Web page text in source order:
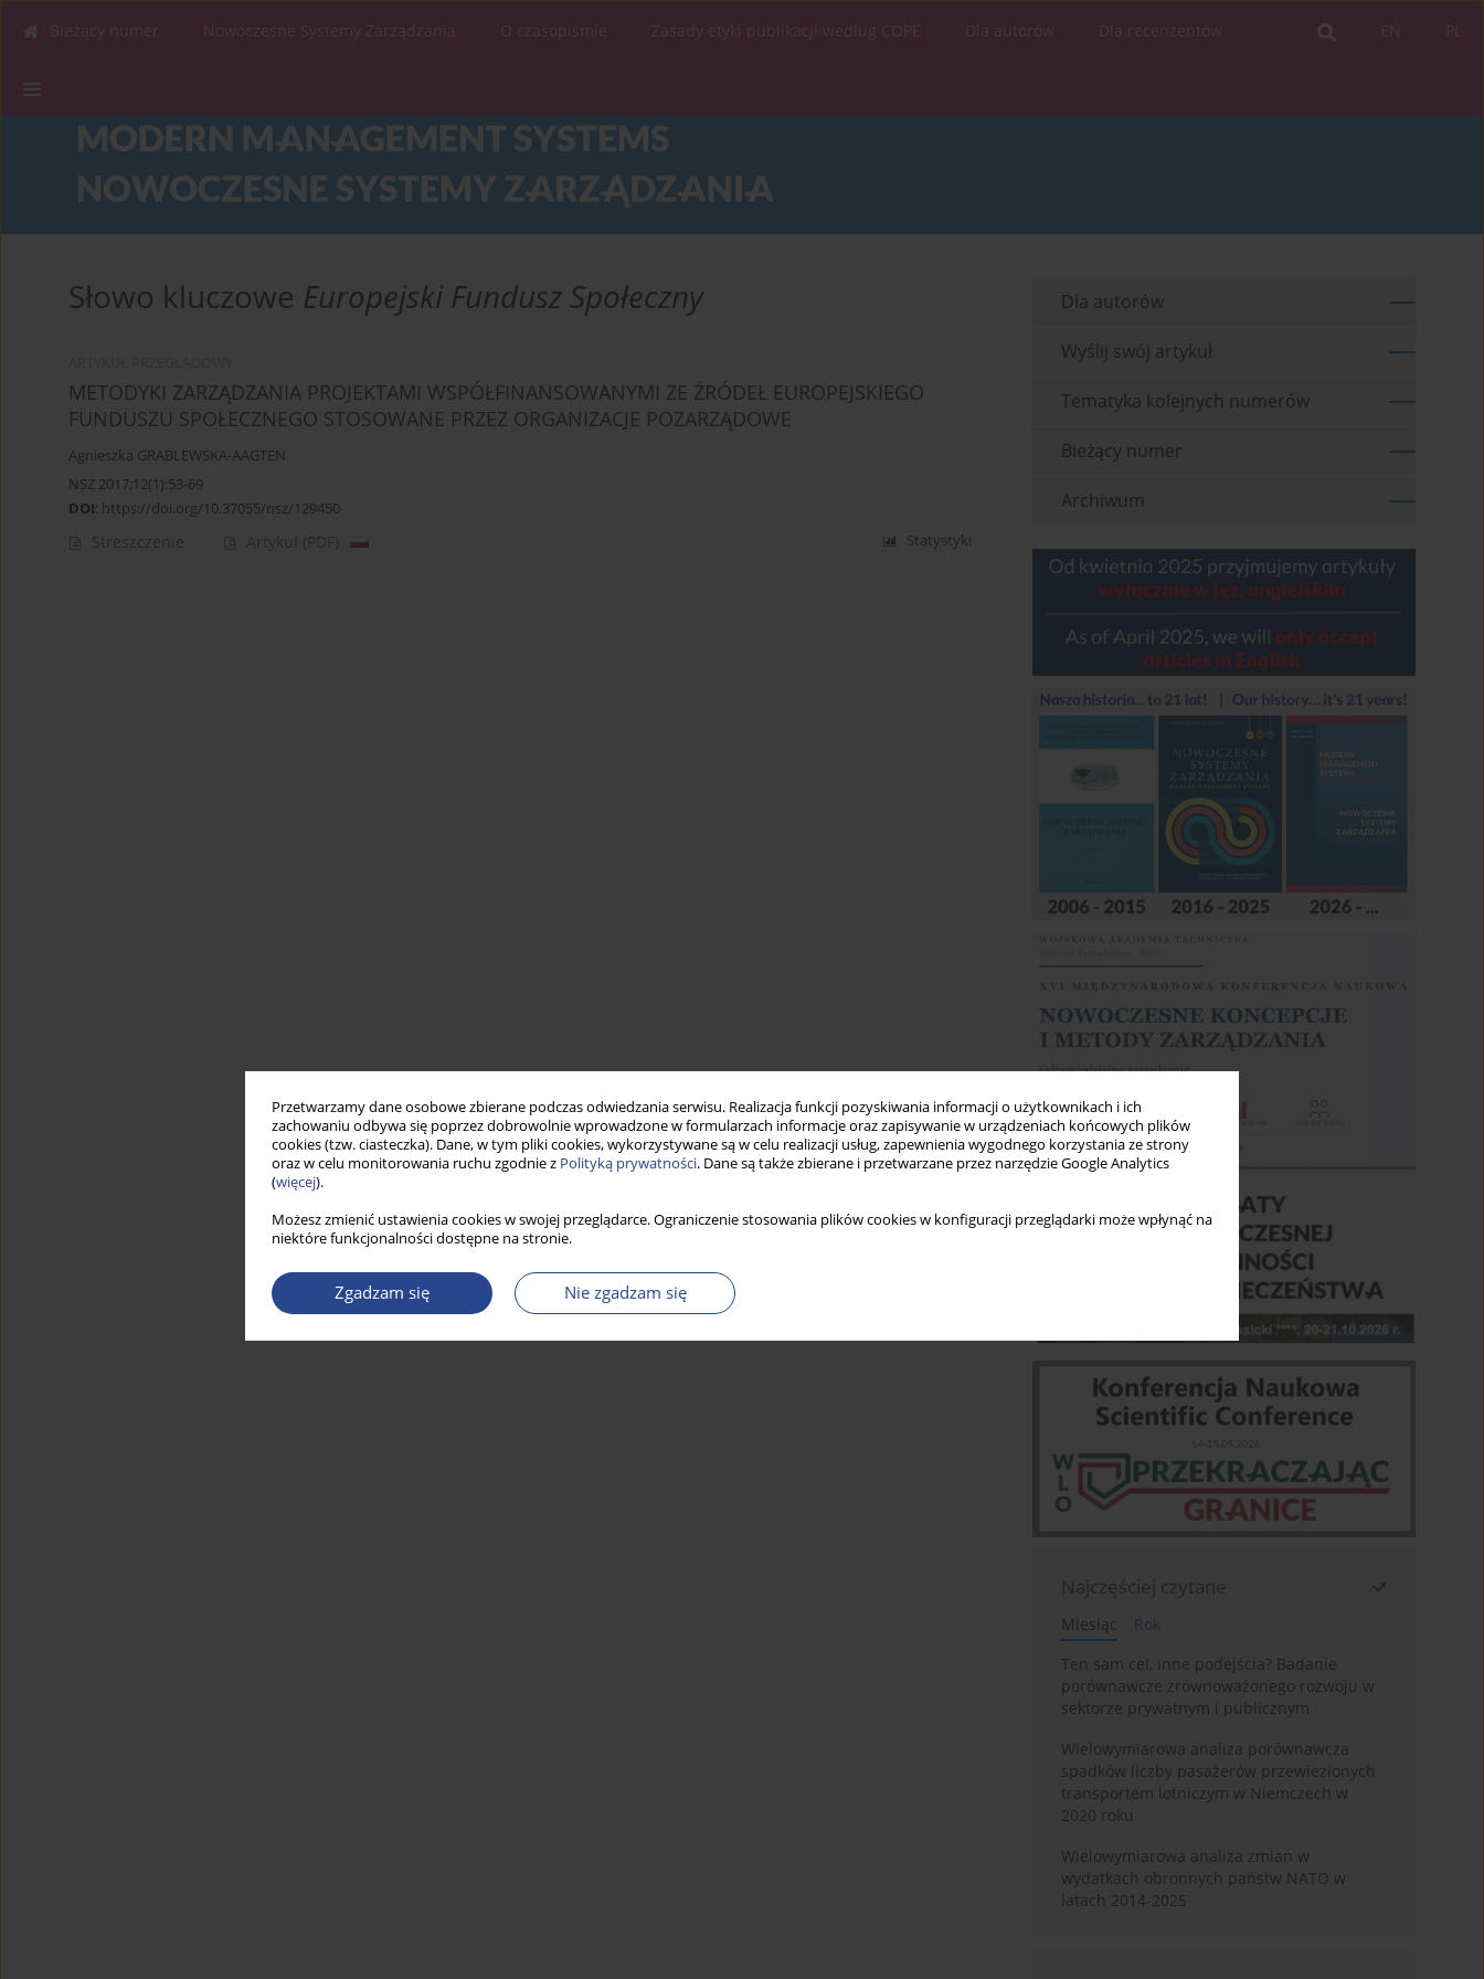
Przetwarzamy dane osobowe zbierane podczas odwiedzania serwisu. Realizacja funkcji pozyskiwania informacji o użytkownikach i ich
zachowaniu odbywa się poprzez dobrowolnie wprowadzone w formularzach informacje oraz zapisywanie w urządzeniach końcowych plików
cookies (tzw. ciasteczka). Dane, w tym pliki cookies, wykorzystywane są w celu realizacji usług, zapewnienia wygodnego korzystania ze strony
oraz w celu monitorowania ruchu zgodnie z Polityką prywatności. Dane są także zbierane i przetwarzane przez narzędzie Google Analytics
(więcej).
Możesz zmienić ustawienia cookies w swojej przeglądarce. Ograniczenie stosowania plików cookies w konfiguracji przeglądarki może wpłynąć na
niektóre funkcjonalności dostępne na stronie.
Zgadzam się Nie zgadzam się
PL
EN
Bieżący numer Nowoczesne Systemy Zarządzania O czasopiśmie Zasady etyki publikacji według COPE Dla autorów Dla recenzentów
Słowo kluczowe Europejski Fundusz Społeczny
METODYKI ZARZĄDZANIA PROJEKTAMI WSPÓŁFINANSOWANYMI ZE ŹRÓDEŁ EUROPEJSKIEGO
FUNDUSZU SPOŁECZNEGO STOSOWANE PRZEZ ORGANIZACJE POZARZĄDOWE
Agnieszka GRABLEWSKA-AAGTEN
NSZ 2017;12(1):53-69
DOI: https://doi.org/10.37055/nsz/129450
Streszczenie Artykuł (PDF) Statystyki
Dla autorów
Wyślij swój artykuł
Tematyka kolejnych numerów
Bieżący numer
Archiwum
Najczęściej czytane
Miesiąc
Rok
Ten sam cel, inne podejścia? Badanie
porównawcze zrównoważonego rozwoju w
sektorze prywatnym i publicznym
Wielowymiarowa analiza porównawcza
spadków liczby pasażerów przewiezionych
transportem lotniczym w Niemczech w
2020 roku
Wielowymiarowa analiza zmian w
wydatkach obronnych państw NATO w
latach 2014-2025